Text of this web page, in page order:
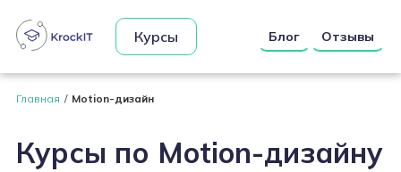
Курсы Блог Отзывы
Главная Motion-дизайн
Курсы по Motion-дизайну